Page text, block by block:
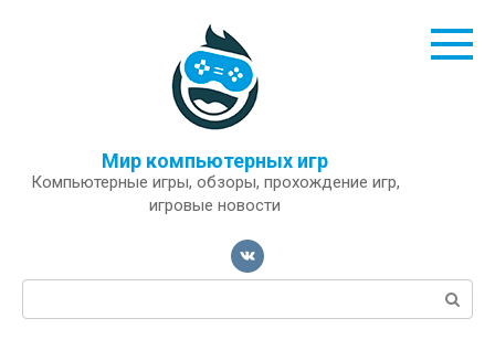
Мир компьютерных игр
Компьютерные игры, обзоры, прохождение игр,
игровые новости
Поиск: